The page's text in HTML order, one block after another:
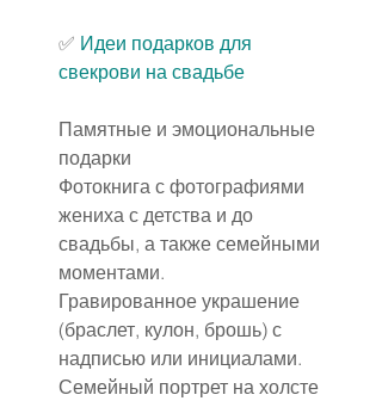
✅ Идеи подарков для
свекрови на свадьбе
Памятные и эмоциональные
подарки
Фотокнига с фотографиями
жениха с детства и до
свадьбы, а также семейными
моментами.
Гравированное украшение
(браслет, кулон, брошь) с
надписью или инициалами.
Семейный портрет на холсте